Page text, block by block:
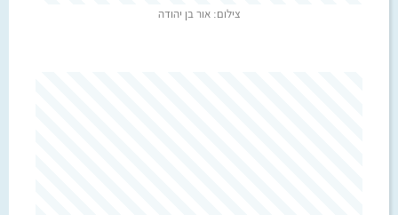
צילום: אור בן יהודה